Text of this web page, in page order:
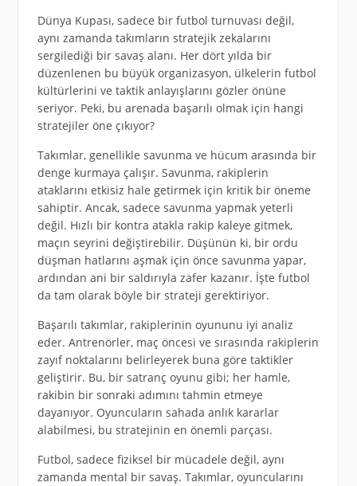
Dünya Kupası, sadece bir futbol turnuvası değil,
aynı zamanda takımların stratejik zekalarını
sergilediği bir savaş alanı. Her dört yılda bir
düzenlenen bu büyük organizasyon, ülkelerin futbol
kültürlerini ve taktik anlayışlarını gözler önüne
seriyor. Peki, bu arenada başarılı olmak için hangi
stratejiler öne çıkıyor?
Takımlar, genellikle savunma ve hücum arasında bir
denge kurmaya çalışır. Savunma, rakiplerin
ataklarını etkisiz hale getirmek için kritik bir öneme
sahiptir. Ancak, sadece savunma yapmak yeterli
değil. Hızlı bir kontra atakla rakip kaleye gitmek,
maçın seyrini değiştirebilir. Düşünün ki, bir ordu
düşman hatlarını aşmak için önce savunma yapar,
ardından ani bir saldırıyla zafer kazanır. İşte futbol
da tam olarak böyle bir strateji gerektiriyor.
Başarılı takımlar, rakiplerinin oyununu iyi analiz
eder. Antrenörler, maç öncesi ve sırasında rakiplerin
zayıf noktalarını belirleyerek buna göre taktikler
geliştirir. Bu, bir satranç oyunu gibi; her hamle,
rakibin bir sonraki adımını tahmin etmeye
dayanıyor. Oyuncuların sahada anlık kararlar
alabilmesi, bu stratejinin en önemli parçası.
Futbol, sadece fiziksel bir mücadele değil, aynı
zamanda mental bir savaş. Takımlar, oyuncularını